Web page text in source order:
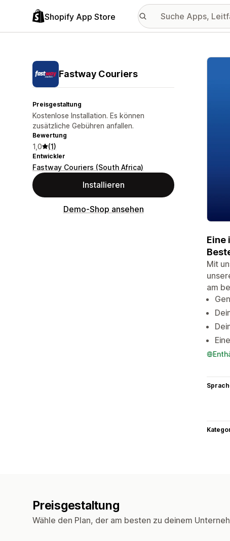
Shopify App Store
Fastway Couriers
Preisgestaltung
Kostenlose Installation. Es können
zusätzliche Gebühren anfallen.
Bewertung
1,0 (1)
Entwickler
Fastway Couriers (South Africa)
Installieren
Demo-Shop ansehen
Eine
Mit
am
Preisgestaltung
Wähle den Plan, der am besten zu deinem